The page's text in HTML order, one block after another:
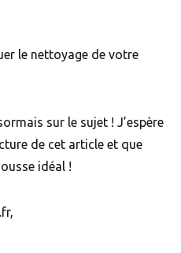
le nettoyage de votre
sur le sujet ! J’espère
de cet article et que
idéal !